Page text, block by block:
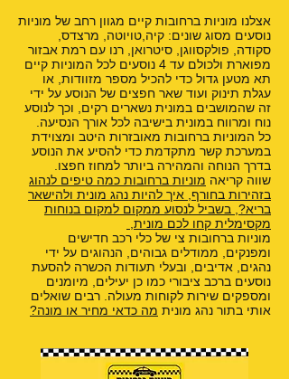
אצלנו מוניות ברחובות קיים מגוון רחב של מוניות
נוסעים מסוג שונים: קיה,טויוטה, מרצדס,
סקודה, פולקסווגן, סיטרואן, רנו עם רמת אבזור
מפוארת ולכולם עד 4 נוסעים לכל המוניות קיים
תא מטען גדול כדי להכיל מספר מזוודות, או
עגלת תינוק ועוד שאר חפצים של הנוסע על ידי
זה שהמושבים במונית נשארים רקים, וכך לנוסע
נוח ומרווח במונית בישיבה לכל אורך הנסיעה.
כל המוניות ברחובות מאובזרות היטב ומצוידת
במערכת קשר מתקדמת כדי להסיע את הנוסע
בדרך הנוחה והמהירה ביותר למחוז חפצו.
שווה קריאה מוניות ברחובות כמה טיפים לנהוג
בזהירות בחורף
איך להיות נהג מונית ולהישאר
בריא? בשביל לנסוע ממקום למקום בנוחות
מקסימלית קחו לכם מונית
מוניות ברחובות צי של כלי רכב חדישים
ומפנקים, ממודלים גבוהים, הנהוגים על ידי
נהגים, אדיבים, ובעלי תעודות הכשרה להסעת
נוסעים ברכב ציבורי כמו כן יעילים, מיומנים
ומספקים שירות לקוחות מעולה. רבים שואלים
אותי בתור נהג מונית מה כדאי מחיר או מונה?